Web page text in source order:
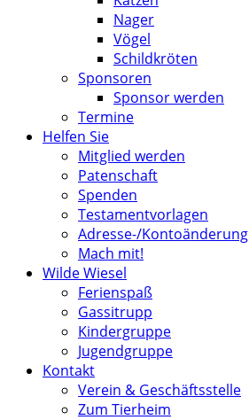
Nager
Vögel
Schildkröten
Sponsoren
Sponsor werden
Termine
Helfen Sie
Mitglied werden
Patenschaft
Spenden
Testamentvorlagen
Adresse-/Kontoänderung
Mach mit!
Wilde Wiesel
Ferienspaß
Gassitrupp
Kindergruppe
Jugendgruppe
Kontakt
Verein & Geschäftsstelle
Zum Tierheim